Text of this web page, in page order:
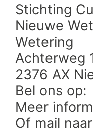
Stichting
Nieuwe
Wetering
Achterweg
2376 AX
Bel ons op:
Meer
Of mail